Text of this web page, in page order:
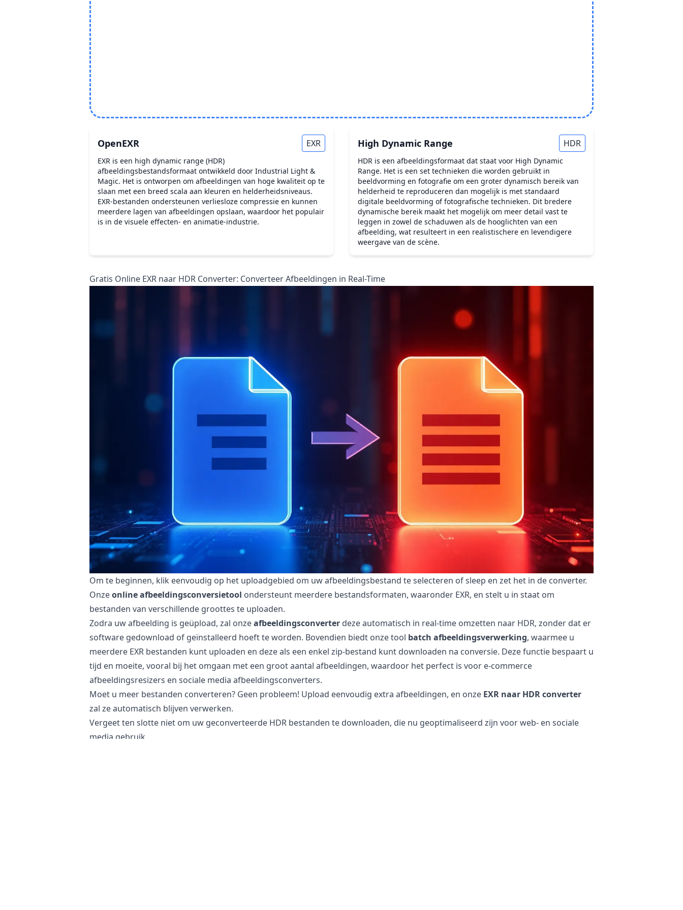
OpenEXR EXR
EXR is een high dynamic range (HDR)
afbeeldingsbestandsformaat ontwikkeld door Industrial Light &
Magic. Het is ontworpen om afbeeldingen van hoge kwaliteit op te
slaan met een breed scala aan kleuren en helderheidsniveaus.
EXR-bestanden ondersteunen verliesloze compressie en kunnen
meerdere lagen van afbeeldingen opslaan, waardoor het populair
is in de visuele effecten- en animatie-industrie.
High Dynamic Range HDR
HDR is een afbeeldingsformaat dat staat voor High Dynamic
Range. Het is een set technieken die worden gebruikt in
beeldvorming en fotografie om een groter dynamisch bereik van
helderheid te reproduceren dan mogelijk is met standaard
digitale beeldvorming of fotografische technieken. Dit bredere
dynamische bereik maakt het mogelijk om meer detail vast te
leggen in zowel de schaduwen als de hooglichten van een
afbeelding, wat resulteert in een realistischere en levendigere
weergave van de scène.
Gratis Online EXR naar HDR Converter: Converteer Afbeeldingen in Real-Time
Om te beginnen, klik eenvoudig op het uploadgebied om uw afbeeldingsbestand te selecteren of sleep en zet het in de converter.
Onzeonline afbeeldingsconversietool ondersteunt meerdere bestandsformaten, waaronder EXR, en stelt u in staat om
bestanden van verschillende groottes te uploaden.
Zodra uw afbeelding is geüpload, zal onzeafbeeldingsconverter deze automatisch in real-time omzetten naar HDR, zonder dat er
software gedownload of geïnstalleerd hoeft te worden. Bovendien biedt onze tool batch afbeeldingsverwerking, waarmee u
meerdere EXR bestanden kunt uploaden en deze als een enkel zip-bestand kunt downloaden na conversie. Deze functie bespaart u
tijd en moeite, vooral bij het omgaan met een groot aantal afbeeldingen, waardoor het perfect is voor e-commerce
afbeeldingsresizers en sociale media afbeeldingsconverters.
Moet u meer bestanden converteren? Geen probleem! Upload eenvoudig extra afbeeldingen, en onze EXR naar HDR converter
zal ze automatisch blijven verwerken.
Vergeet ten slotte niet om uw geconverteerde HDR bestanden te downloaden, die nu geoptimaliseerd zijn voor web- en sociale
media gebruik.